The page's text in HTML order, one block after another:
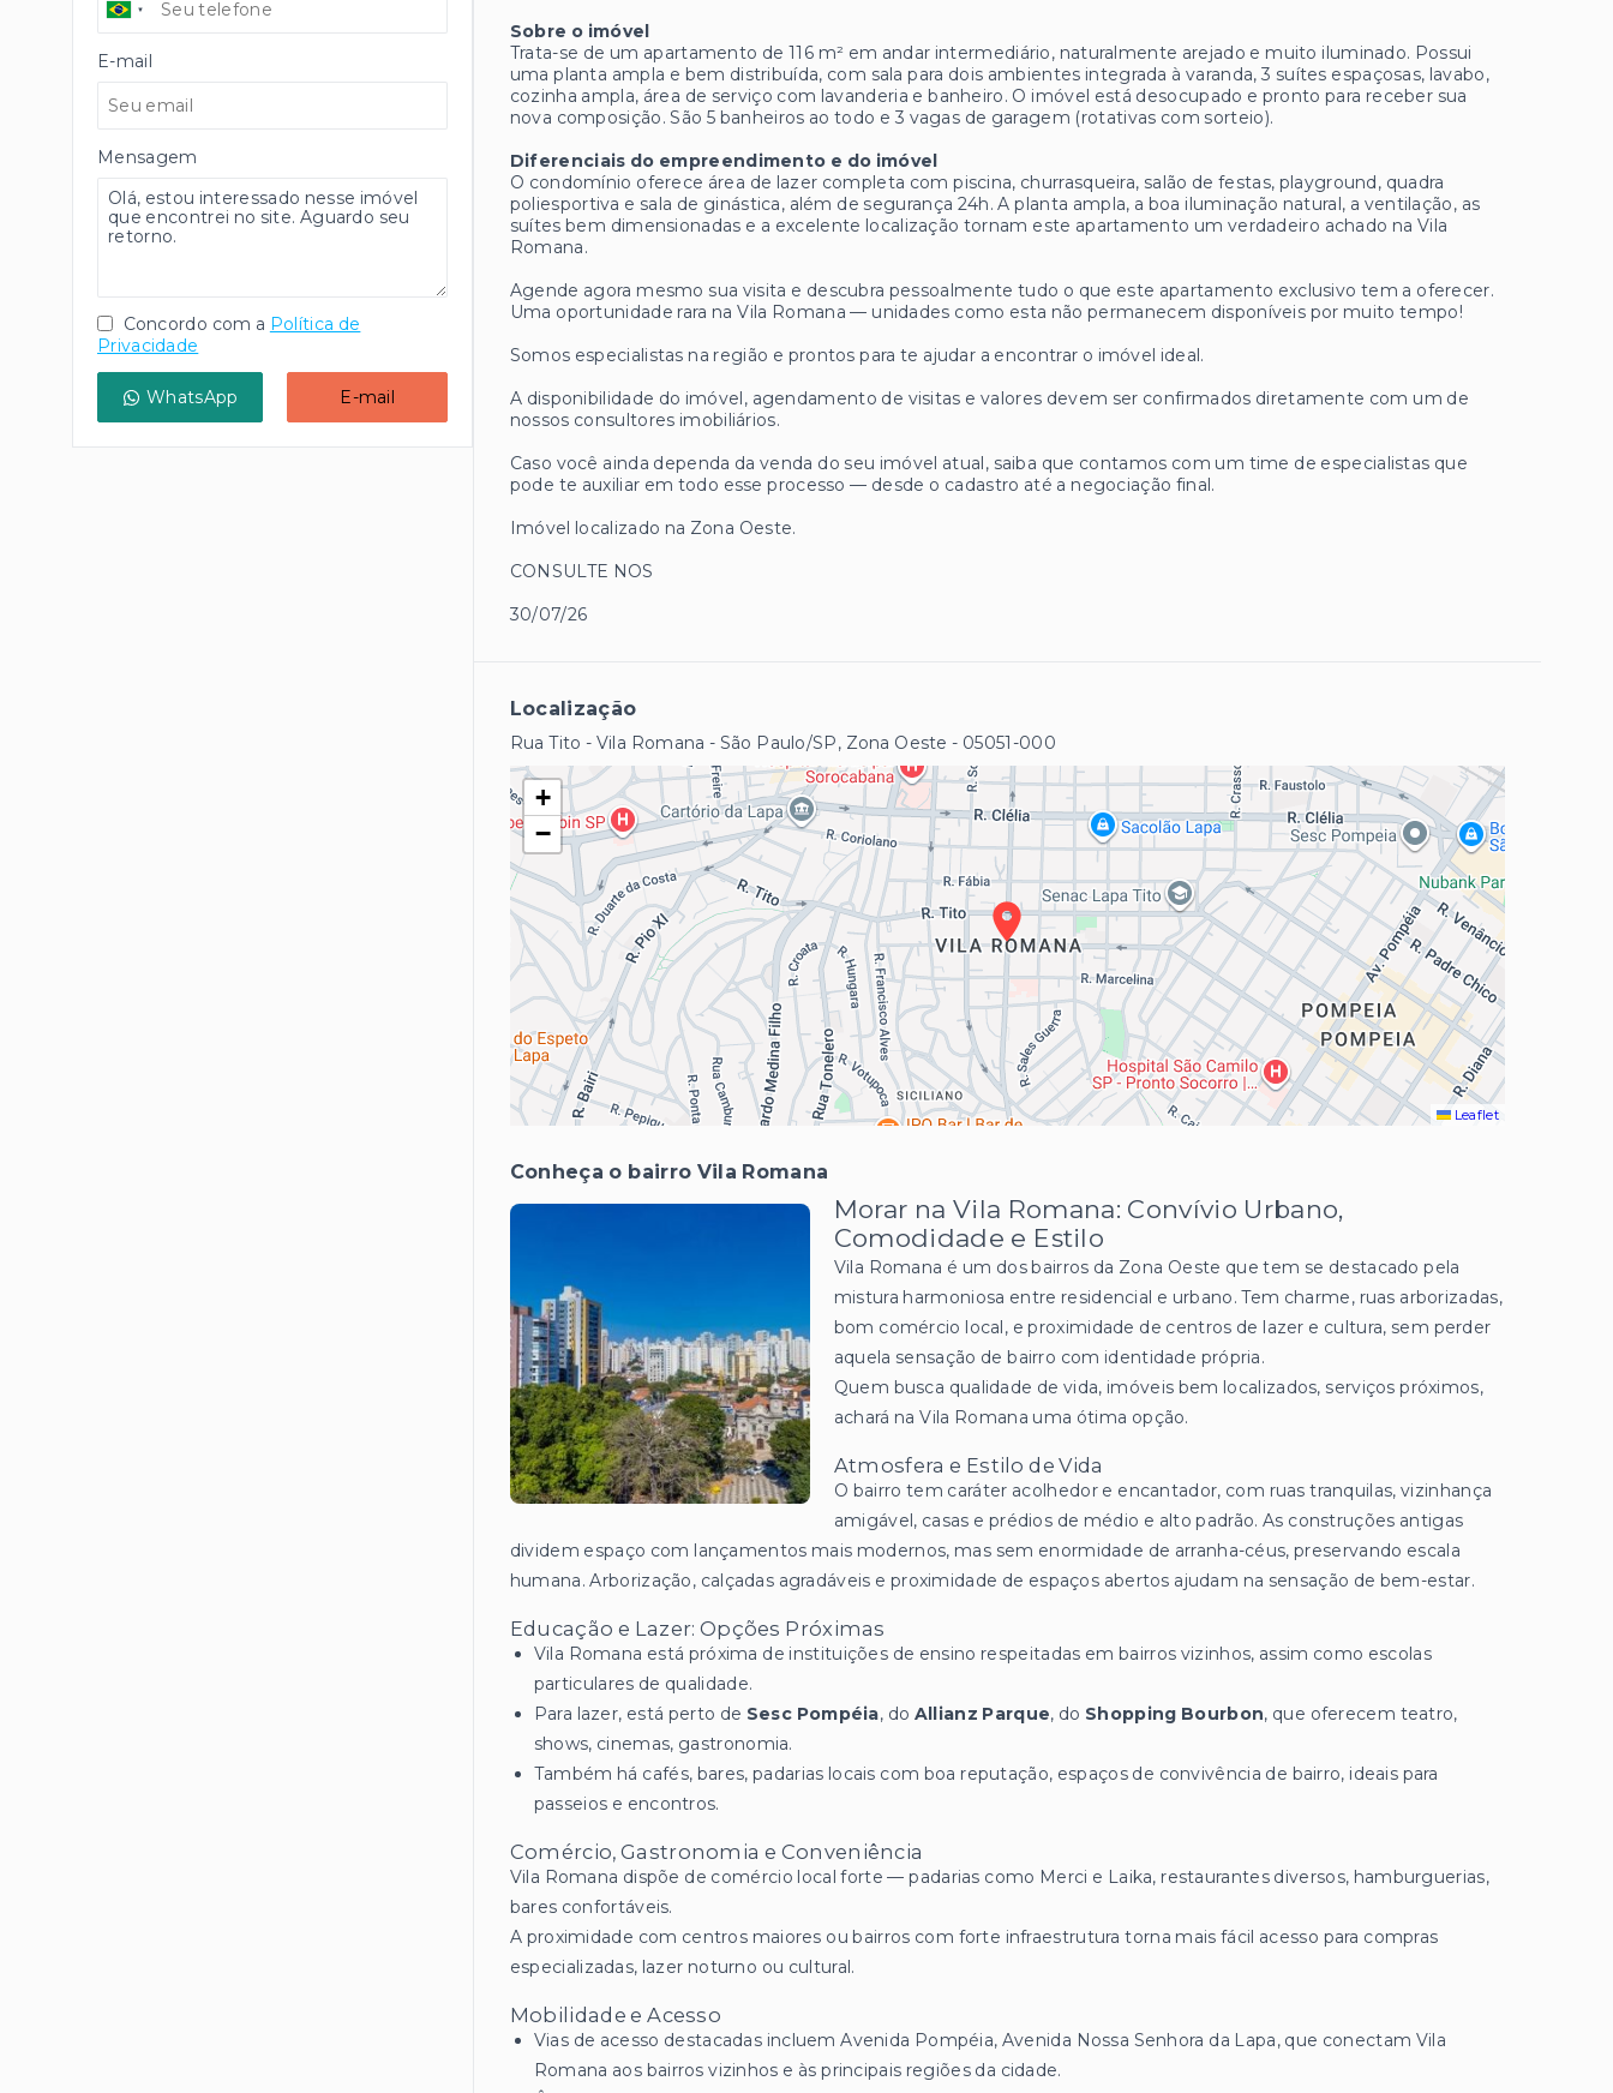
Sobre o imóvel
Trata-se de um apartamento de 116 m² em andar intermediário, naturalmente arejado e muito iluminado. Possui
uma planta ampla e bem distribuída, com sala para dois ambientes integrada à varanda, 3 suítes espaçosas, lavabo,
cozinha ampla, área de serviço com lavanderia e banheiro. O imóvel está desocupado e pronto para receber sua
nova composição. São 5 banheiros ao todo e 3 vagas de garagem (rotativas com sorteio).
Diferenciais do empreendimento e do imóvel
O condomínio oferece área de lazer completa com piscina, churrasqueira, salão de festas, playground, quadra
poliesportiva e sala de ginástica, além de segurança 24h. A planta ampla, a boa iluminação natural, a ventilação, as
suítes bem dimensionadas e a excelente localização tornam este apartamento um verdadeiro achado na Vila
Romana.
Agende agora mesmo sua visita e descubra pessoalmente tudo o que este apartamento exclusivo tem a oferecer.
Uma oportunidade rara na Vila Romana — unidades como esta não permanecem disponíveis por muito tempo!
Somos especialistas na região e prontos para te ajudar a encontrar o imóvel ideal.
A disponibilidade do imóvel, agendamento de visitas e valores devem ser confirmados diretamente com um de
nossos consultores imobiliários.
Caso você ainda dependa da venda do seu imóvel atual, saiba que contamos com um time de especialistas que
pode te auxiliar em todo esse processo — desde o cadastro até a negociação final.
Imóvel localizado na Zona Oeste.
CONSULTE NOS
30/07/26
Localização
Rua Tito - Vila Romana - São Paulo/SP, Zona Oeste - 05051-000
+
−
Leaflet
Conheça o bairro Vila Romana
Morar na Vila Romana: Convívio Urbano,
Comodidade e Estilo
Vila Romana é um dos bairros da Zona Oeste que tem se destacado pela
mistura harmoniosa entre residencial e urbano. Tem charme, ruas arborizadas,
bom comércio local, e proximidade de centros de lazer e cultura, sem perder
aquela sensação de bairro com identidade própria.
Quem busca qualidade de vida, imóveis bem localizados, serviços próximos,
achará na Vila Romana uma ótima opção.
Atmosfera e Estilo de Vida
O bairro tem caráter acolhedor e encantador, com ruas tranquilas, vizinhança
amigável, casas e prédios de médio e alto padrão. As construções antigas
dividem espaço com lançamentos mais modernos, mas sem enormidade de arranha-céus, preservando escala
humana. Arborização, calçadas agradáveis e proximidade de espaços abertos ajudam na sensação de bem-estar.
Educação e Lazer: Opções Próximas
Vila Romana está próxima de instituições de ensino respeitadas em bairros vizinhos, assim como escolas
particulares de qualidade.
Para lazer, está perto de Sesc Pompéia, do Allianz Parque, do Shopping Bourbon, que oferecem teatro,
shows, cinemas, gastronomia.
Também há cafés, bares, padarias locais com boa reputação, espaços de convivência de bairro, ideais para
passeios e encontros.
Comércio, Gastronomia e Conveniência
Vila Romana dispõe de comércio local forte — padarias como Merci e Laika, restaurantes diversos, hamburguerias,
bares confortáveis.
A proximidade com centros maiores ou bairros com forte infraestrutura torna mais fácil acesso para compras
especializadas, lazer noturno ou cultural.
Mobilidade e Acesso
Vias de acesso destacadas incluem Avenida Pompéia, Avenida Nossa Senhora da Lapa, que conectam Vila
Romana aos bairros vizinhos e às principais regiões da cidade.
E-mail
Mensagem
Concordo com a Política de
Privacidade
WhatsApp E-mail